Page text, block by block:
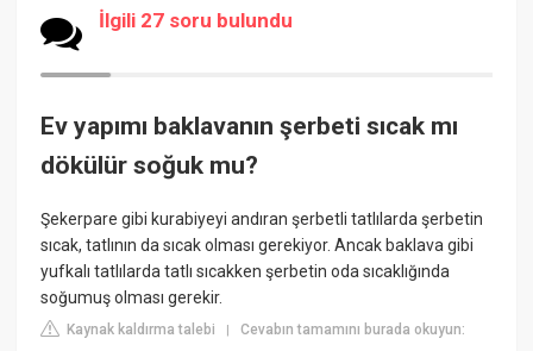
İlgili 27 soru bulundu
Ev yapımı baklavanın şerbeti sıcak mı
dökülür soğuk mu?
Şekerpare gibi kurabiyeyi andıran şerbetli tatlılarda şerbetin
sıcak, tatlının da sıcak olması gerekiyor. Ancak baklava gibi
yufkalı tatlılarda tatlı sıcakken şerbetin oda sıcaklığında
soğumuş olması gerekir.
Kaynak kaldırma talebi |Cevabın tamamını burada okuyun: